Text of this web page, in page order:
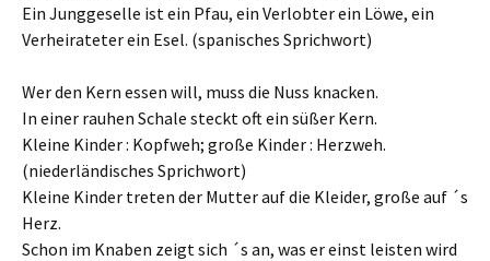
Ein Junggeselle ist ein Pfau, ein Verlobter ein Löwe, ein
Verheirateter ein Esel. (spanisches Sprichwort)
Wer den Kern essen will, muss die Nuss knacken.
In einer rauhen Schale steckt oft ein süßer Kern.
Kleine Kinder : Kopfweh; große Kinder : Herzweh.
(niederländisches Sprichwort)
Kleine Kinder treten der Mutter auf die Kleider, große auf ´s
Herz.
Schon im Knaben zeigt sich ´s an, was er einst leisten wird